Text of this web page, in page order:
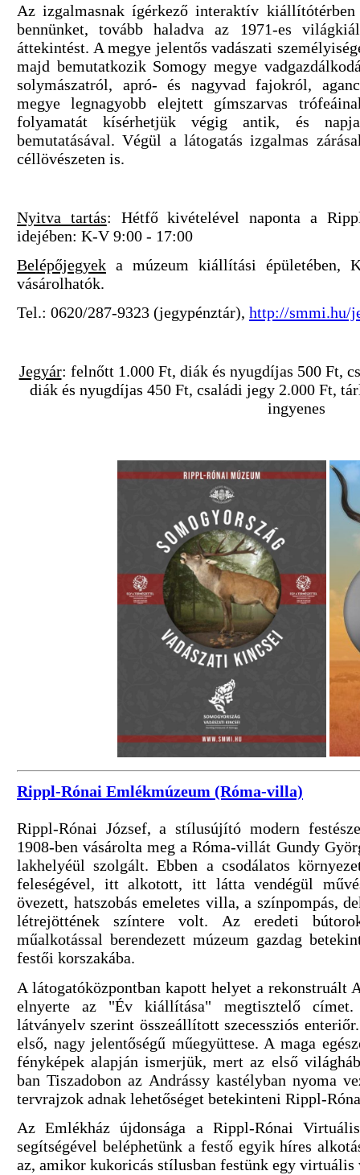
Az izgalmasnak ígérkező interaktív kiállítótérben
bennünket, tovább haladva az 1971-es
áttekintést. A megye jelentős vadászati
majd bemutatkozik Somogy megye
solymászatról, apró- és nagyvad fajokról,
megye legnagyobb elejtett gímszarvas
folyamatát kísérhetjük végig antik, és
bemutatásával. Végül a látogatás izgalmas
céllövészeten is.
Nyitva tartás: Hétfő kivételével naponta a
idejében: K-V 9:00 - 17:00
Belépőjegyek a múzeum kiállítási épületében,
vásárolhatók.
Tel.: 0620/287-9323 (jegypénztár), http://smmi.hu/
Jegyár: felnőtt 1.000 Ft, diák és nyugdíjas 500 Ft,
diák és nyugdíjas 450 Ft, családi jegy 2.000 Ft,
ingyenes
Rippl-Rónai Emlékmúzeum (Róma-villa)
Rippl-Rónai József, a stílusújító modern
1908-ben vásárolta meg a Róma-villát Gundy
lakhelyéül szolgált. Ebben a csodálatos
feleségével, itt alkotott, itt látta vendégül
övezett, hatszobás emeletes villa, a színpompás,
létrejöttének színtere volt. Az eredeti
műalkotással berendezett múzeum gazdag
festői korszakába.
A látogatóközpontban kapott helyet a rekonstruált
elnyerte az "Év kiállítása" megtisztelő címet.
látványelv szerint összeállított szecessziós
első, nagy jelentőségű műegyüttese. A maga
fényképek alapján ismerjük, mert az első
ban Tiszadobon az Andrássy kastélyban nyoma
tervrajzok adnak lehetőséget betekinteni Rippl-
Az Emlékház újdonsága a Rippl-Rónai
segítségével beléphetünk a festő egyik híres
az, amikor kukoricás stílusban festünk egy virtuális